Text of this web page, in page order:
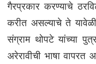
गैरप्रकार करण्याचे
करीत असल्याचे ते
संग्राम थोपटे यांच्या
अरेरावीची भाषा